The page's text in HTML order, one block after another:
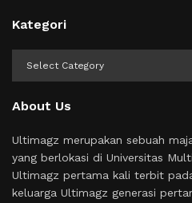
Kategori
About Us
Ultimagz merupakan sebuah
yang berlokasi di Universitas
Ultimagz pertama kali terbit
keluarga Ultimagz generasi